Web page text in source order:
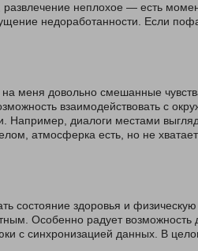
неплохое — есть
недоработанности. Если
меня довольно смешанные
взаимодействовать с
Например, диалоги местами
атмосферка есть, но не
состояние здоровья и
Особенно радует возможность
с синхронизацией данных. В